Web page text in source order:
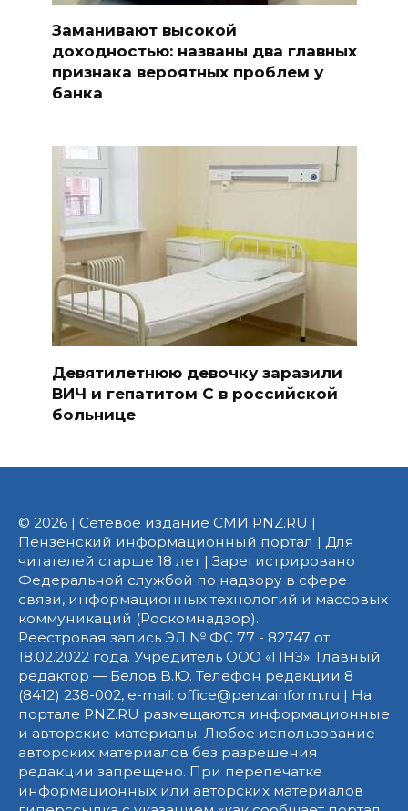
Заманивают высокой
доходностью: названы два главных
признака вероятных проблем у
банка
Девятилетнюю девочку заразили
ВИЧ и гепатитом С в российской
больнице
© 2026 | Сетевое издание СМИ PNZ.RU |
Пензенский информационный портал | Для
читателей старше 18 лет | Зарегистрировано
Федеральной службой по надзору в сфере
связи, информационных технологий и массовых
коммуникаций (Роскомнадзор).
Реестровая запись ЭЛ № ФС 77 - 82747 от
18.02.2022 года. Учредитель ООО «ПНЗ». Главный
редактор — Белов В.Ю. Телефон редакции 8
(8412) 238-002, e-mail: office@penzainform.ru | На
портале PNZ.RU размещаются информационные
и авторские материалы. Любое использование
авторских материалов без разрешения
редакции запрещено. При перепечатке
информационных или авторских материалов